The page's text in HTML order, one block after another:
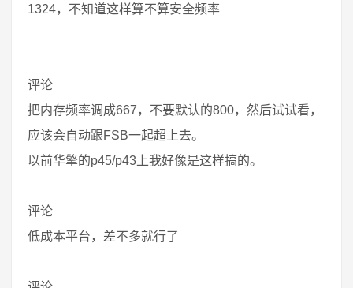
1324，不知道这样算不算安全频率
评论
把内存频率调成667，不要默认的800，然后试试看，
应该会自动跟FSB一起超上去。
以前华擎的p45/p43上我好像是这样搞的。
评论
低成本平台，差不多就行了